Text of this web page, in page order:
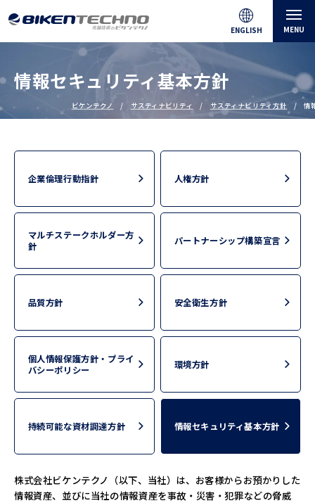
ENGLISH MENU
情報セキュリティ基本方針
ビケンテクノ サスティナビリティ サスティナビリティ方針 情
企業倫理行動指針 人権方針
マルチステークホルダー方
針
パートナーシップ構築宣言
品質方針 安全衛生方針
個人情報保護方針・プライ
バシーポリシー
環境方針
持続可能な資材調達方針 情報セキュリティ基本方針
株式会社ビケンテクノ（以下、当社）は、お客様からお預かりした
情報資産、並びに当社の情報資産を事故・災害・犯罪などの脅威